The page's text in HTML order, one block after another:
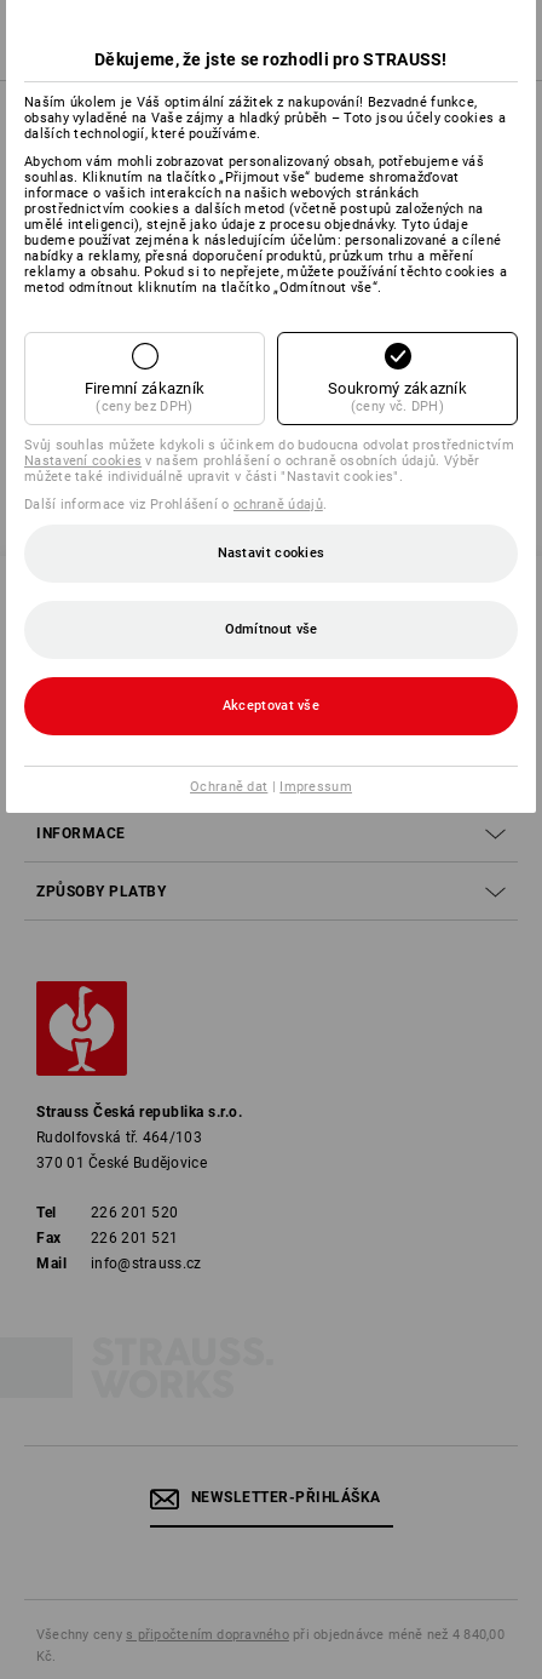
INFORMACE O VÝROBKU
POPIS
Pro rychlé a přesné odizolování všech běžných kulatých kabelů
(ø 4-28 mm). S vyjímatelnou plastovou redukční vložkou z plastu
odolného vůči opotřebení. Plynulénastavení hloubky řezu:
délka: 170 mm, hmotnost: 97 g.
SERVIS 226 201 520
INFORMACE
ZPŮSOBY PLATBY
Strauss Česká republika s.r.o.
Rudolfovská tř. 464/103
370 01 České Budějovice
Tel
226 201 520
Fax
226 201 521
Mail
info@strauss.cz
NEWSLETTER-PŘIHLÁŠKA
Všechny ceny s připočtením dopravnéhopři objednávce méně než 4 840,00
Kč.
Děkujeme, že jste se rozhodli pro STRAUSS!
Naším úkolem je Váš optimální zážitek z nakupování! Bezvadné funkce,
obsahy vyladěné na Vaše zájmy a hladký průběh – Toto jsou účely cookies a
dalších technologií, které používáme.
Abychom vám mohli zobrazovat personalizovaný obsah, potřebujeme váš
souhlas. Kliknutím na tlačítko „Přijmout vše“ budeme shromažďovat
informace o vašich interakcích na našich webových stránkách
prostřednictvím cookies a dalších metod (včetně postupů založených na
umělé inteligenci), stejně jako údaje z procesu objednávky. Tyto údaje
budeme používat zejména k následujícím účelům: personalizované a cílené
nabídky a reklamy, přesná doporučení produktů, průzkum trhu a měření
reklamy a obsahu. Pokud si to nepřejete, můžete používání těchto cookies a
metod odmítnout kliknutím na tlačítko „Odmítnout vše“.
Firemní zákazník
(ceny bez DPH)
Soukromý zákazník
(ceny vč. DPH)
Svůj souhlas můžete kdykoli s účinkem do budoucna odvolat prostřednictvím
Nastavení cookies v našem prohlášení o ochraně osobních údajů. Výběr
můžete také individuálně upravit v části "Nastavit cookies".
Další informace viz Prohlášení o ochraně údajů.
Nastavit cookies
Odmítnout vše
Akceptovat vše
Ochraně dat | Impressum